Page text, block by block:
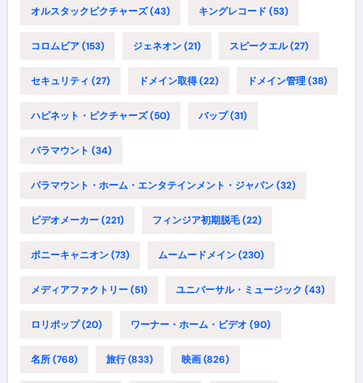
オルスタックピクチャーズ(43) キングレコード (53)
コロムビア(153) ジェネオン(21) スピークエル(27)
セキュリティ (27) ドメイン取得(22) ドメイン管理(38)
ハピネット・ピクチャーズ(50) バップ(31)
パラマウント (34)
パラマウント・ホーム・エンタテインメント・ジャパン(32)
ビデオメーカー(221) フィンジア初期脱毛(22)
ポニーキャニオン(73) ムームードメイン(230)
メディアファクトリー(51) ユニバーサル・ミュージック (43)
ロリポップ(20) ワーナー・ホーム・ビデオ (90)
名所(768) 旅行(833) 映画(826)